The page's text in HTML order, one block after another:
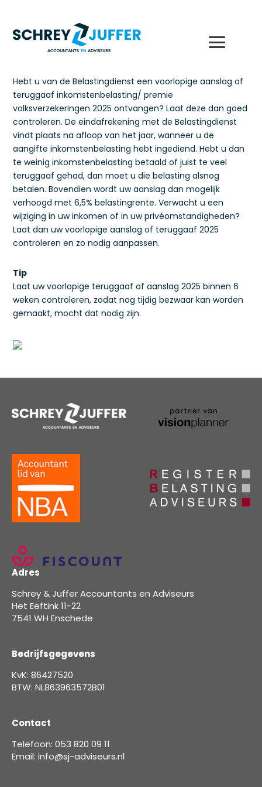
Hebt u van de Belastingdienst een voorlopige aanslag of
teruggaaf inkomstenbelasting/ premie
volksverzekeringen 2025 ontvangen? Laat deze dan goed
controleren. De eindafrekening met de Belastingdienst
vindt plaats na afloop van het jaar, wanneer u de
aangifte inkomstenbelasting hebt ingediend. Hebt u dan
te weinig inkomstenbelasting betaald of juist te veel
teruggaaf gehad, dan moet u die belasting alsnog
betalen. Bovendien wordt uw aanslag dan mogelijk
verhoogd met 6,5% belastingrente. Verwacht u een
wijziging in uw inkomen of in uw privéomstandigheden?
Laat dan uw voorlopige aanslag of teruggaaf 2025
controleren en zo nodig aanpassen.
Tip
Laat uw voorlopige teruggaaf of aanslag 2025 binnen 6
weken controleren, zodat nog tijdig bezwaar kan worden
gemaakt, mocht dat nodig zijn.
Adres
Schrey & Juffer Accountants en Adviseurs
Het Eeftink 11-22
7541 WH Enschede
Bedrijfsgegevens
KvK: 86427520
BTW: NL863963572B01
Contact
Telefoon: 053 820 09 11
Email: info@sj-adviseurs.nl